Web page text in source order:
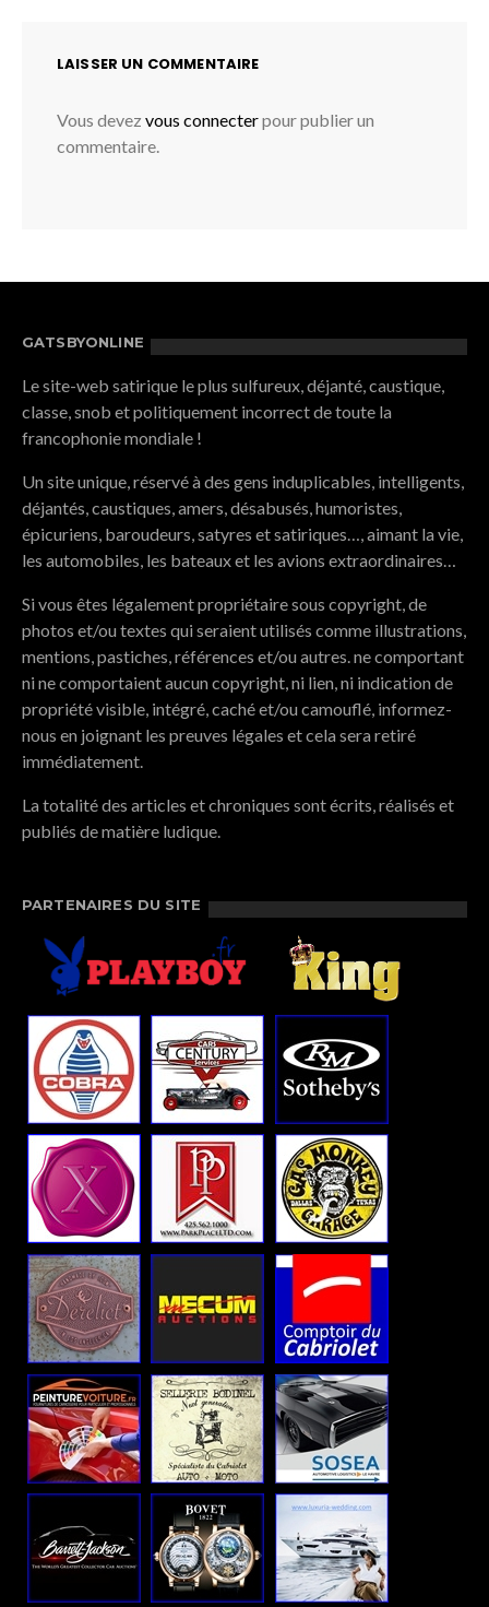
LAISSER UN COMMENTAIRE
Vous devez vous connecterpour publier un
commentaire.
GATSBYONLINE
Le site-web satirique le plus sulfureux, déjanté, caustique,
classe, snob et politiquement incorrect de toute la
francophonie mondiale !
Un site unique, réservé à des gens induplicables, intelligents,
déjantés, caustiques, amers, désabusés, humoristes,
épicuriens, baroudeurs, satyres et satiriques…, aimant la vie,
les automobiles, les bateaux et les avions extraordinaires…
Si vous êtes légalement propriétaire sous copyright, de
photos et/ou textes qui seraient utilisés comme illustrations,
mentions, pastiches, références et/ou autres. ne comportant
ni ne comportaient aucun copyright, ni lien, ni indication de
propriété visible, intégré, caché et/ou camouflé, informez-
nous en joignant les preuves légales et cela sera retiré
immédiatement.
La totalité des articles et chroniques sont écrits, réalisés et
publiés de matière ludique.
PARTENAIRES DU SITE